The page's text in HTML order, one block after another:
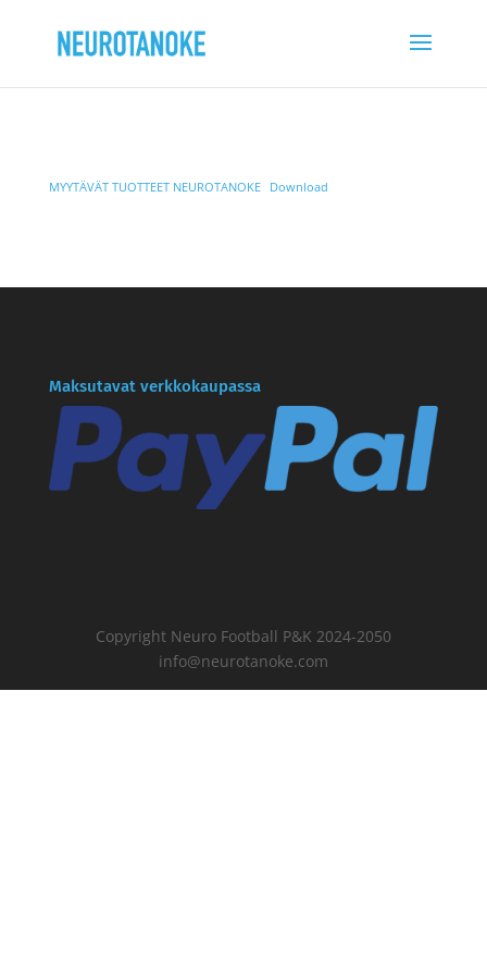
MYYTÄVÄT TUOTTEET NEUROTANOKE Download
Maksutavat verkkokaupassa
Copyright Neuro Football P&K 2024-2050
info@neurotanoke.com